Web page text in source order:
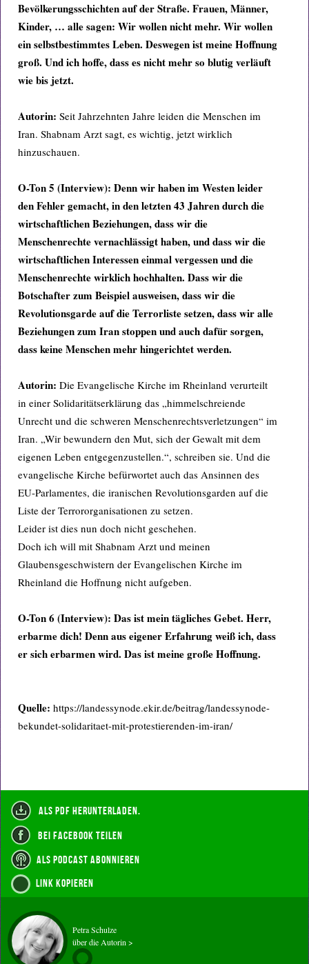
Bevölkerungsschichten auf der Straße. Frauen, Männer,
Kinder, … alle sagen: Wir wollen nicht mehr. Wir wollen
ein selbstbestimmtes Leben. Deswegen ist meine Hoffnung
groß. Und ich hoffe, dass es nicht mehr so blutig verläuft
wie bis jetzt.
Autorin: Seit Jahrzehnten Jahre leiden die Menschen im
Iran. Shabnam Arzt sagt, es wichtig, jetzt wirklich
hinzuschauen.
O-Ton 5 (Interview): Denn wir haben im Westen leider
den Fehler gemacht, in den letzten 43 Jahren durch die
wirtschaftlichen Beziehungen, dass wir die
Menschenrechte vernachlässigt haben, und dass wir die
wirtschaftlichen Interessen einmal vergessen und die
Menschenrechte wirklich hochhalten. Dass wir die
Botschafter zum Beispiel ausweisen, dass wir die
Revolutionsgarde auf die Terrorliste setzen, dass wir alle
Beziehungen zum Iran stoppen und auch dafür sorgen,
dass keine Menschen mehr hingerichtet werden.
Autorin: Die Evangelische Kirche im Rheinland verurteilt
in einer Solidaritätserklärung das „himmelschreiende
Unrecht und die schweren Menschenrechtsverletzungen“ im
Iran. „Wir bewundern den Mut, sich der Gewalt mit dem
eigenen Leben entgegenzustellen.“, schreiben sie. Und die
evangelische Kirche befürwortet auch das Ansinnen des
EU-Parlamentes, die iranischen Revolutionsgarden auf die
Liste der Terrororganisationen zu setzen.
Leider ist dies nun doch nicht geschehen.
Doch ich will mit Shabnam Arzt und meinen
Glaubensgeschwistern der Evangelischen Kirche im
Rheinland die Hoffnung nicht aufgeben.
O-Ton 6 (Interview): Das ist mein tägliches Gebet. Herr,
erbarme dich! Denn aus eigener Erfahrung weiß ich, dass
er sich erbarmen wird. Das ist meine große Hoffnung.
Quelle: https://landessynode.ekir.de/beitrag/landessynode-
bekundet-solidaritaet-mit-protestierenden-im-iran/
als PDF herunterladen.
bei Facebook teilen
als Podcast abonnieren
Link kopieren
Petra Schulze
über die Autorin >